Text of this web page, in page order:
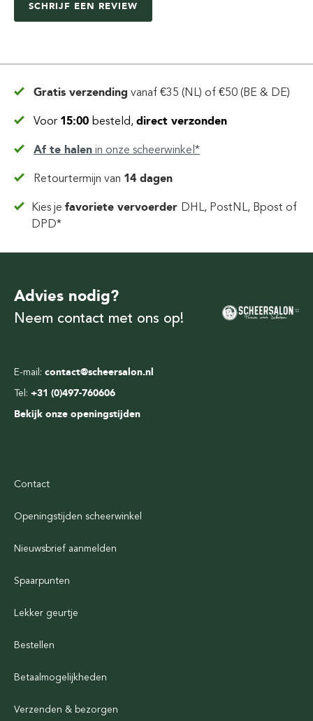
SCHRIJF EEN REVIEW
Gratis verzending vanaf €35 (NL) of €50 (BE & DE)
Voor 15:00 besteld, direct verzonden
Af te halen in onze scheerwinkel*
Retourtermijn van 14 dagen
Kies jefavoriete vervoerder DHL, PostNL, Bpost of
DPD*
E-mail: contact@scheersalon.nl
Tel: +31 (0)497-760606
Bekijk onze openingstijden
Advies nodig?
Neem contact met ons op!
Contact
Openingstijden scheerwinkel
Nieuwsbrief aanmelden
Spaarpunten
Lekker geurtje
Bestellen
Betaalmogelijkheden
Verzenden & bezorgen